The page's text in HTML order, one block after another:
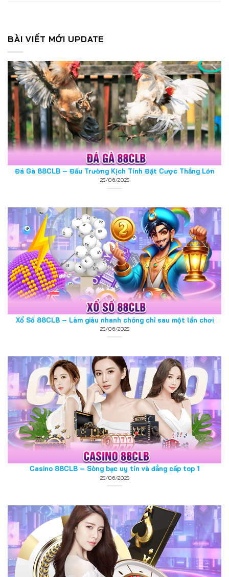
BÀI VIẾT MỚI UPDATE
Đá Gà 88CLB – Đấu Trường Kịch Tính Đặt Cược Thắng Lớn
25/06/2025
Xổ Số 88CLB – Làm giàu nhanh chóng chỉ sau một lần chơi
25/06/2025
Casino 88CLB – Sòng bạc uy tín và đẳng cấp top 1
25/06/2025
Game bài 3D 88CLB – Sảnh chơi đổi thưởng trực tuyến số 1